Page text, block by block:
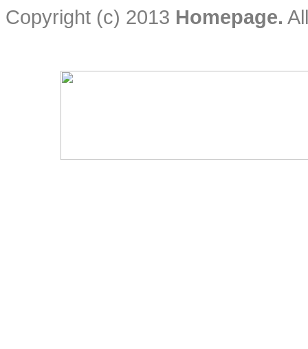
Copyright (c) 2013 Homepage.